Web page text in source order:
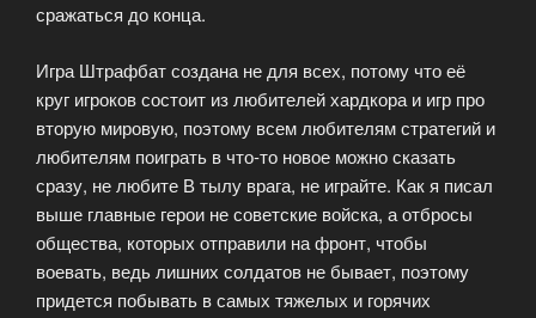
сражаться до конца.
Игра Штрафбат создана не для всех, потому что её
круг игроков состоит из любителей хардкора и игр про
вторую мировую, поэтому всем любителям стратегий и
любителям поиграть в что-то новое можно сказать
сразу, не любите В тылу врага, не играйте. Как я писал
выше главные герои не советские войска, а отбросы
общества, которых отправили на фронт, чтобы
воевать, ведь лишних солдатов не бывает, поэтому
придется побывать в самых тяжелых и горячих